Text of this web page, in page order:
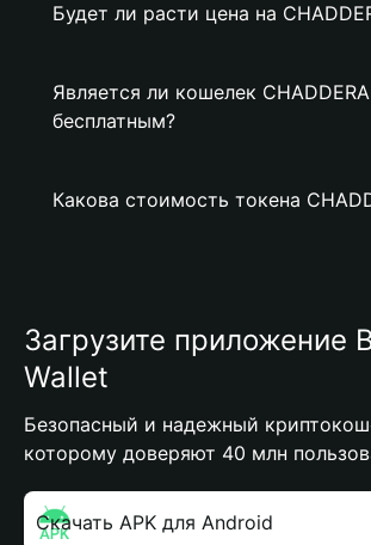
Будет ли расти цена на
Является ли кошелек
бесплатным?
Какова стоимость токена
Загрузите приложение
Wallet
Безопасный и надежный
которому доверяют 40 млн
Скачать APK для Android